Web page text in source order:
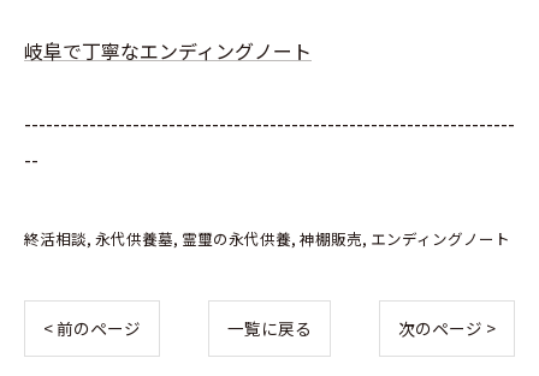
岐阜で丁寧なエンディングノート
--------------------------------------------------------------------
--
終活相談 永代供養墓 霊璽の永代供養 神棚販売 エンディングノート
< 前のページ 一覧に戻る 次のページ >